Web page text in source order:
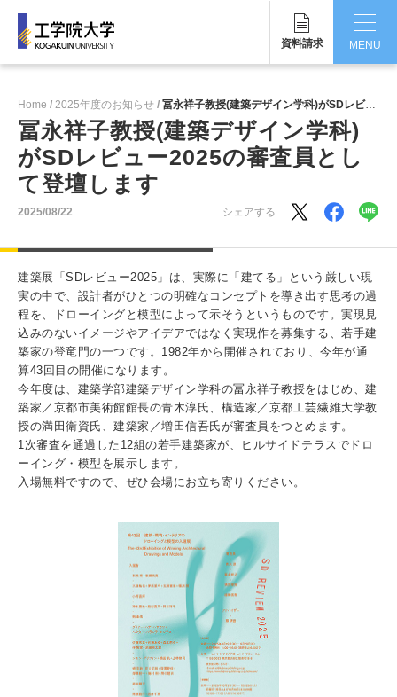
資料請求
MENU
工学院大学について
学部・大学院
学生生活
研究・産学連携
就職・キャリア
キャンパス
入試情報
受験生の方 在学生・保証人の方
1. Action！x 工学院大学
Home 2025年度のお知らせ 冨永祥子教授(建築デザイン学科)がSDレビュー2025の審査員として登壇します
冨永祥子教授(建築デザイン学科)
がSDレビュー2025の審査員とし
て登壇します
2025/08/22 シェアする
建築展「SDレビュー2025」は、実際に「建てる」という厳しい現
実の中で、設計者がひとつの明確なコンセプトを導き出す思考の過
程を、ドローイングと模型によって示そうというものです。実現見
込みのないイメージやアイデアではなく実現作を募集する、若手建
築家の登竜門の一つです。1982年から開催されており、今年が通
算43回目の開催になります。
今年度は、建築学部建築デザイン学科の冨永祥子教授をはじめ、建
築家／京都市美術館館長の青木淳氏、構造家／京都工芸繊維大学教
授の満田衛資氏、建築家／増田信吾氏が審査員をつとめます。
1次審査を通過した12組の若手建築家が、ヒルサイドテラスでドロ
ーイング・模型を展示します。
入場無料ですので、ぜひ会場にお立ち寄りください。